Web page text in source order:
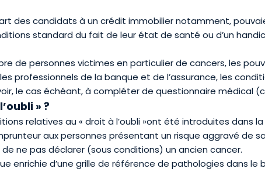
des candidats à un crédit immobilier notamment,
standard du fait de leur état de santé ou d’un
de personnes victimes en particulier de cancers, les
professionnels de la banque et de l’assurance, les
le cas échéant, à compléter de questionnaire médical
» ?
relatives au « droit à l’oubli »ont été introduites dans
aux personnes présentant un risque aggravé de
ne pas déclarer (sous conditions) un ancien cancer.
enrichie d’une grille de référence de pathologies dans le